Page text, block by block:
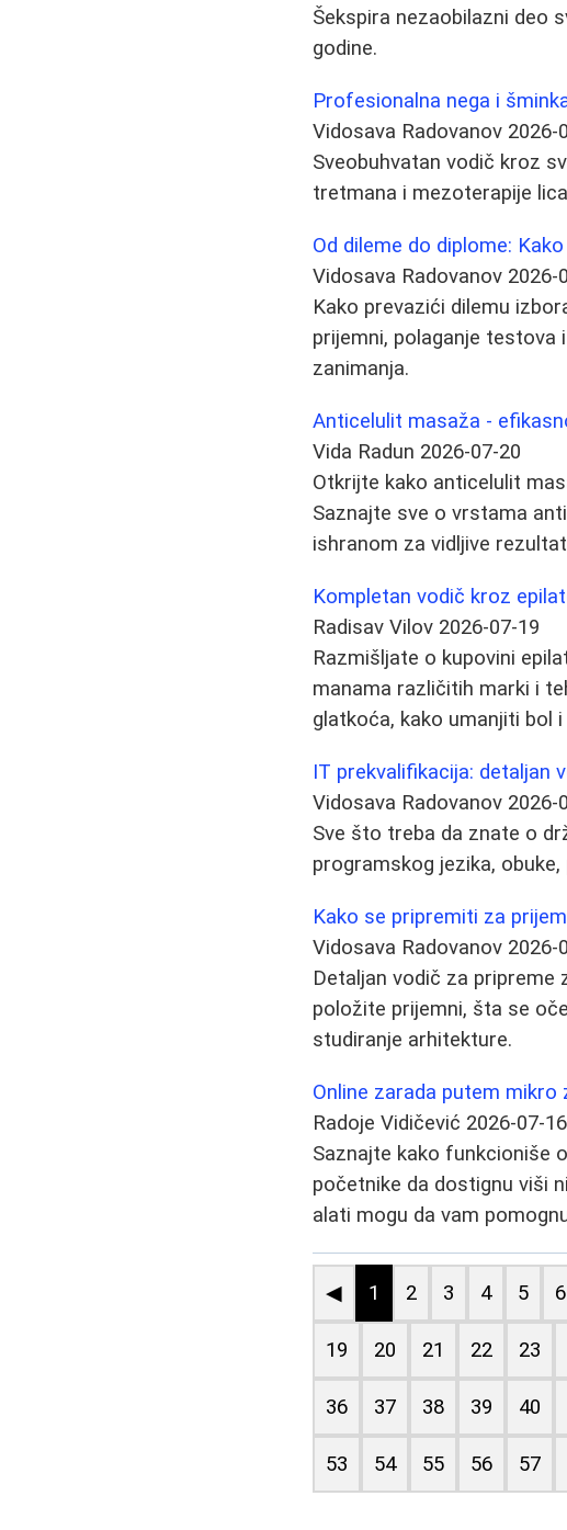
Šekspira nezaobilazni deo
godine.
Profesionalna nega i
Vidosava Radovanov 2026-
Sveobuhvatan vodič kroz
tretmana i mezoterapije
Od dileme do diplome:
Vidosava Radovanov 2026-
Kako prevazići dilemu
prijemni, polaganje
zanimanja.
Anticelulit masaža -
Vida Radun 2026-07-20
Otkrijte kako anticelulit
Saznajte sve o vrstama
ishranom za vidljive
Kompletan vodič kroz
Radisav Vilov 2026-07-19
Razmišljate o kupovini
manama različitih marki i
glatkoća, kako umanjiti bol
IT prekvalifikacija: detaljan
Vidosava Radovanov 2026-
Sve što treba da znate o
programskog jezika,
Kako se pripremiti za
Vidosava Radovanov 2026-
Detaljan vodič za pripreme
položite prijemni, šta se
studiranje arhitekture.
Online zarada putem
Radoje Vidičević 2026-07-16
Saznajte kako funkcioniše
početnike da dostignu viši
alati mogu da vam
◀ 1 2 3 4 5 6
19 20 21 22 23
36 37 38 39 40
53 54 55 56 57